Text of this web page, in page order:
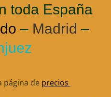
toda España
– Madrid –
página de precios